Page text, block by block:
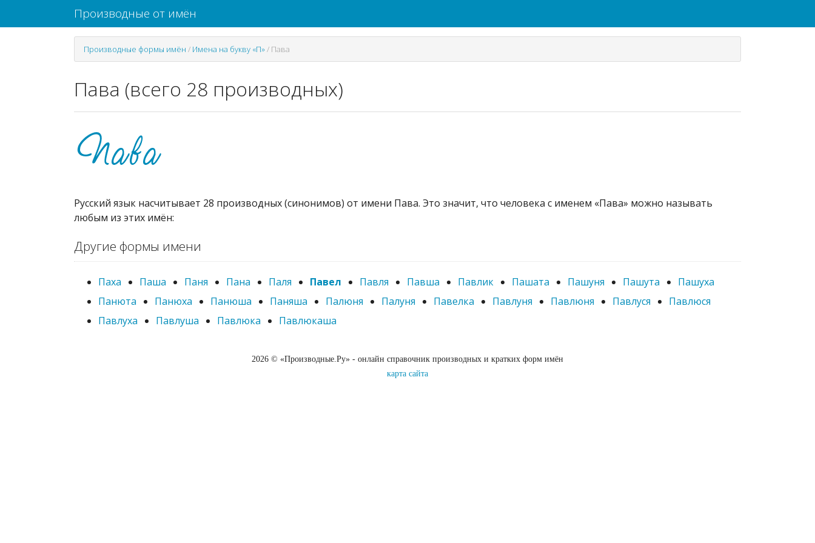
Производные от имён
Производные формы имён / Имена на букву «П»/ Пава
Пава (всего 28 производных)
Русский язык насчитывает 28 производных (синонимов) от имени Пава. Это значит, что человека с именем «Пава» можно называть
любым из этих имён:
Другие формы имени
Паха Паша Паня Пана Паля Павел Павля Павша Павлик Пашата Пашуня Пашута
Пашуха
Панюта
Панюха Панюша Паняша Палюня Палуня Павелка Павлуня Павлюня Павлуся
Павлюся
Павлуха
Павлуша Павлюка Павлюкаша
2026 © «Производные.Ру» - онлайн справочник производных и кратких форм имён
карта сайта